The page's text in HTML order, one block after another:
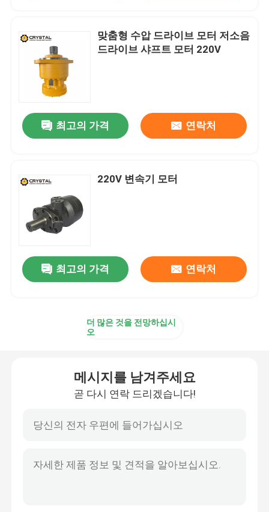
제품
맞춤형 수압 드라이브 모터 저소음
드라이브 샤프트 모터 220V
최고의 가격 연락처
220V 변속기 모터
최고의 가격 연락처
더 많은 것을 전망하십시
오
메시지를 남겨주세요
곧 다시 연락 드리겠습니다!